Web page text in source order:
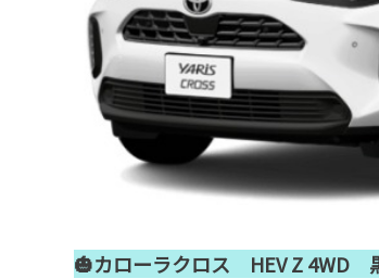
🎃カローラクロス HEV Z 4WD